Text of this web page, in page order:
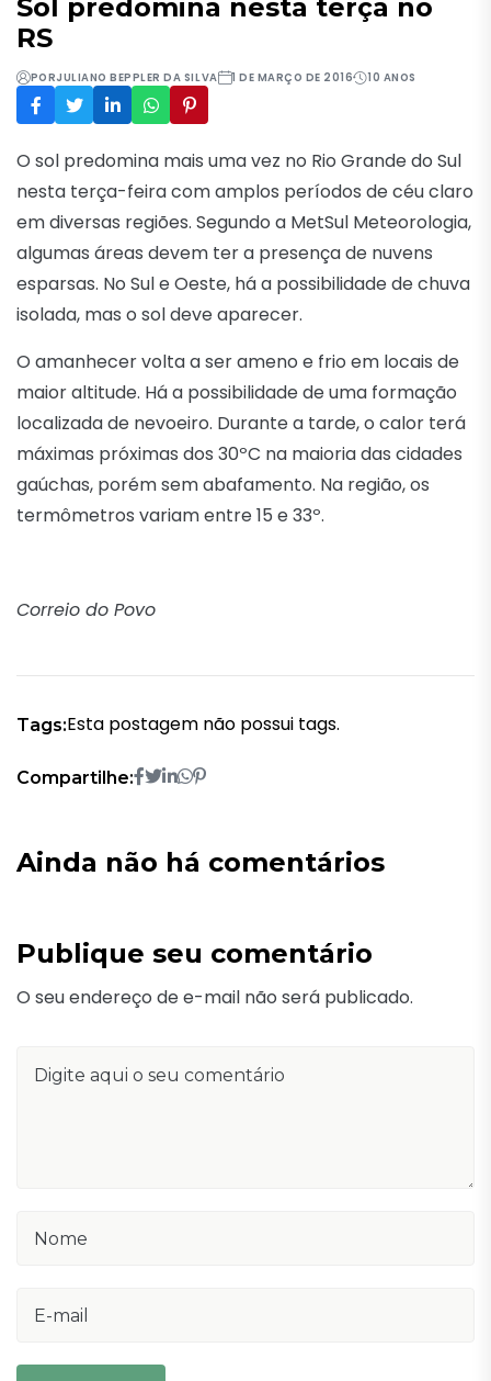
Sol predomina nesta terça no
RS
PORJULIANO BEPPLER DA SILVA 1 DE MARÇO DE 2016 10 ANOS
O sol predomina mais uma vez no Rio Grande do Sul
nesta terça-feira com amplos períodos de céu claro
em diversas regiões. Segundo a MetSul Meteorologia,
algumas áreas devem ter a presença de nuvens
esparsas. No Sul e Oeste, há a possibilidade de chuva
isolada, mas o sol deve aparecer.
O amanhecer volta a ser ameno e frio em locais de
maior altitude. Há a possibilidade de uma formação
localizada de nevoeiro. Durante a tarde, o calor terá
máximas próximas dos 30ºC na maioria das cidades
gaúchas, porém sem abafamento. Na região, os
termômetros variam entre 15 e 33º.
Correio do Povo
Tags:Esta postagem não possui tags.
Compartilhe:
Ainda não há comentários
Publique seu comentário
O seu endereço de e-mail não será publicado.